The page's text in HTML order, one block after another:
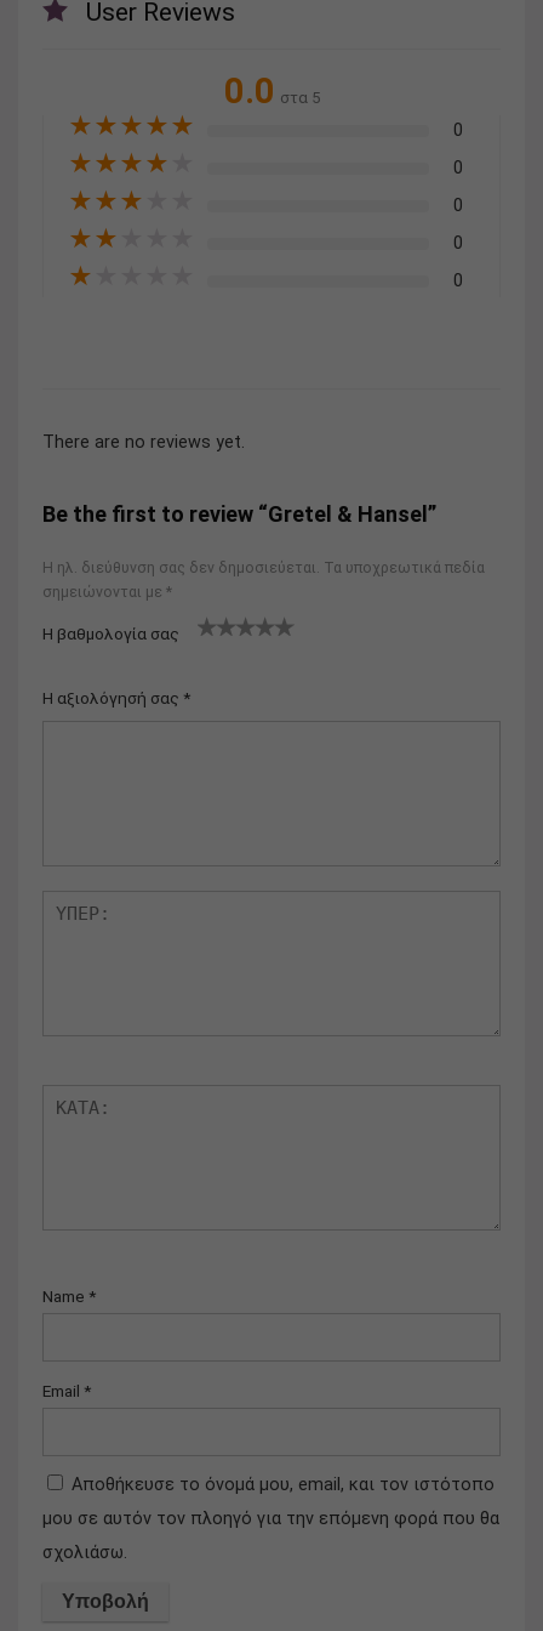
User Reviews
0.0 στα 5
★★★★★ 0
★★★★ 0
★★★ 0
★★ 0
★ 0
There are no reviews yet.
Be the first to review “Gretel & Hansel”
Η ηλ. διεύθυνση σας δεν δημοσιεύεται. Τα υποχρεωτικά πεδία
σημειώνονται με *
Η βαθμολογία σας
Η αξιολόγησή σας *
Name *
Email *
Αποθήκευσε το όνομά μου, email, και τον ιστότοπο
μου σε αυτόν τον πλοηγό για την επόμενη φορά που θα
σχολιάσω.